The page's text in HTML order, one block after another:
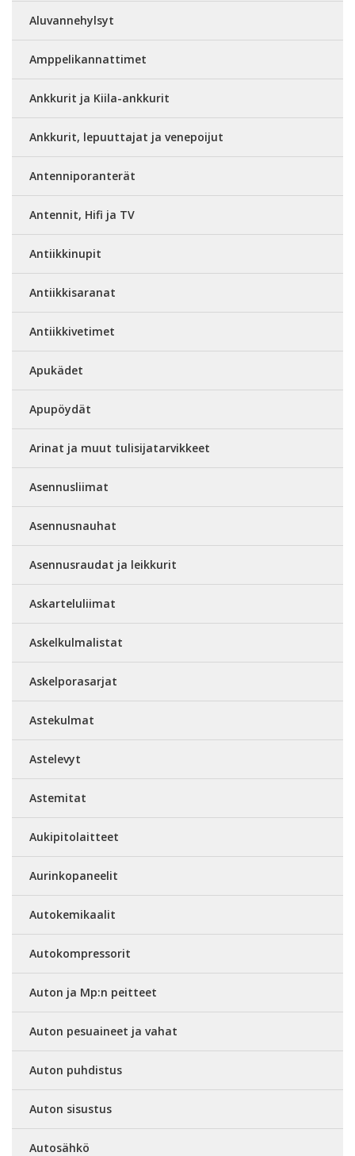
Aluvannehylsyt
Amppelikannattimet
Ankkurit ja Kiila-ankkurit
Ankkurit, lepuuttajat ja venepoijut
Antenniporanterät
Antennit, Hifi ja TV
Antiikkinupit
Antiikkisaranat
Antiikkivetimet
Apukädet
Apupöydät
Arinat ja muut tulisijatarvikkeet
Asennusliimat
Asennusnauhat
Asennusraudat ja leikkurit
Askarteluliimat
Askelkulmalistat
Askelporasarjat
Astekulmat
Astelevyt
Astemitat
Aukipitolaitteet
Aurinkopaneelit
Autokemikaalit
Autokompressorit
Auton ja Mp:n peitteet
Auton pesuaineet ja vahat
Auton puhdistus
Auton sisustus
Autosähkö